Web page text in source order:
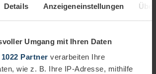
Details Anzeigeneinstellungen
Umgang mit Ihren Daten
Partner verarbeiten Ihre
wie z. B. Ihre IP-Adresse, mithilfe
3 minutes